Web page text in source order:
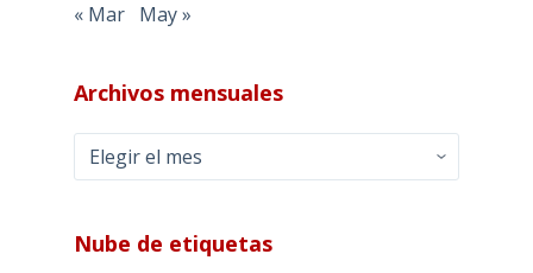
« Mar May »
Archivos mensuales
Archivos
mensuales
Nube de etiquetas